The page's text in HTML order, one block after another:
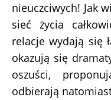
nieuczciwych! Jak
sieć życia
relacje wydają się
okazują się
oszuści,
odbierają